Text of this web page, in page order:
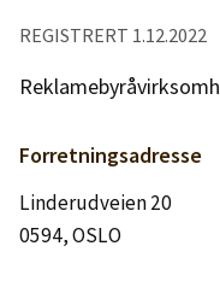
Priser
Logg inn
Lag konto
REGISTRERT 1.12.2022
Forretningsadresse
Linderudveien 20
0594, OSLO